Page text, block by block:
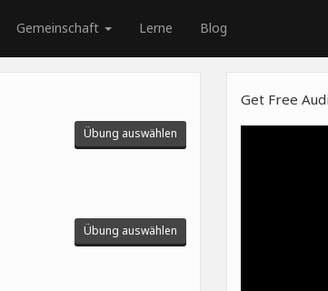
Gemeinschaft Lerne Blog
Übung auswählen
Übung auswählen
Get Free